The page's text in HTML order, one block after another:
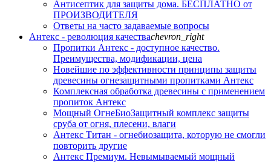
Антисептик для защиты дома. БЕСПЛАТНО от
ПРОИЗВОДИТЕЛЯ
Ответы на часто задаваемые вопросы
Антекс - революция качестваchevron_right
Пропитки Антекс - доступное качество.
Преимущества, модификации, цена
Новейшие по эффективности принципы защиты
древесины огнезащитными пропитками Антекс
Комплексная обработка древесины с применением
пропиток Антекс
Мощный ОгнеБиоЗащитный комплекс защиты
сруба от огня, плесени, влаги
Антекс Титан - огнебиозащита, которую не смогли
повторить другие
Антекс Премиум. Невымываемый мощный